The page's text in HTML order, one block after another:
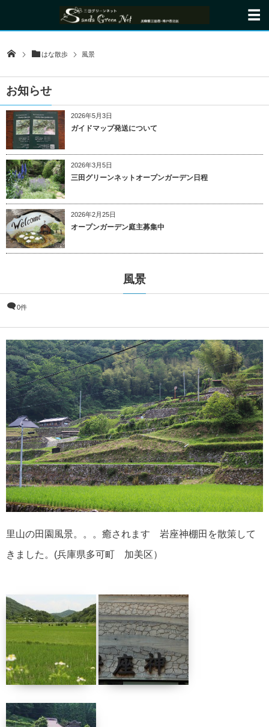
はな散歩 風景
お知らせ
2026年5月3日
ガイドマップ発送について
2026年3月5日
三田グリーンネットオープンガーデン日程
2026年2月25日
オープンガーデン庭主募集中
風景
0件
里山の田園風景。。。癒されます 岩座神棚田を散策して
きました。(兵庫県多可町 加美区）